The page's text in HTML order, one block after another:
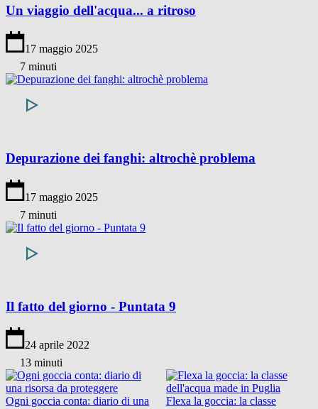
Un viaggio dell'acqua... a ritroso
17 maggio 2025
7 minuti
Depurazione dei fanghi: altrochè problema
17 maggio 2025
7 minuti
Il fatto del giorno - Puntata 9
24 aprile 2022
13 minuti
Ogni goccia conta: diario di una
Flexa la goccia: la classe